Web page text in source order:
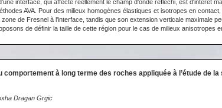
interface, qui affecte réellement le champ d'onde réfléchi, est d'intérêt
AVA. Pour des milieux homogènes élastiques et isotropes en
de Fresnel à l'interface, tandis que son extension verticale maximale
de définir la taille de cette région pour le cas de milieux anisotropes
comportement à long terme des roches appliquée à l’étude de
Dragan Grgic